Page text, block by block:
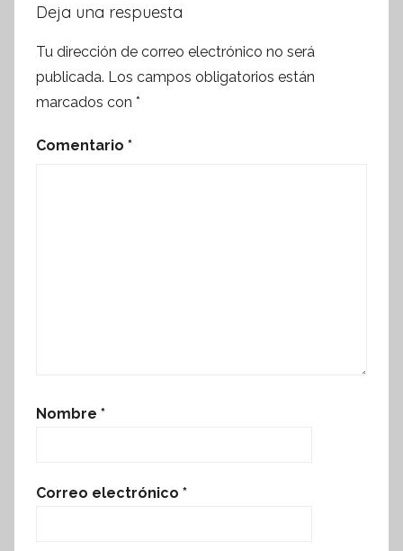
Deja una respuesta
Tu dirección de correo electrónico no será
publicada. Los campos obligatorios están
marcados con *
Comentario *
Nombre *
Correo electrónico *